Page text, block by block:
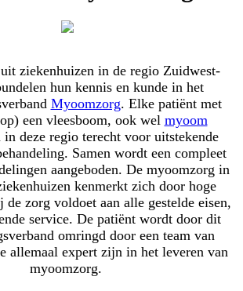
ziekenhuizen in de regio Zuidwest-
hun kennis en kunde in het
Myoomzorg. Elke patiënt met
een vleesboom, ook wel myoom
in deze regio terecht voor uitstekende
Samen wordt een compleet
aangeboden. De myoomzorg in
kenmerkt zich door hoge
zorg voldoet aan alle gestelde eisen,
service. De patiënt wordt door dit
omringd door een team van
allemaal expert zijn in het leveren van
myoomzorg.